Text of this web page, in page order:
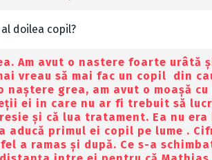
doilea copil?
Am avut o nastere foarte urâtă
vreau să mai fac un copil din
naștere grea, am avut o moașă
ei in care nu ar fi trebuit să
și că lua tratament. Ea nu
aducă primul ei copil pe lume .
a ramas și după. Ce s-a